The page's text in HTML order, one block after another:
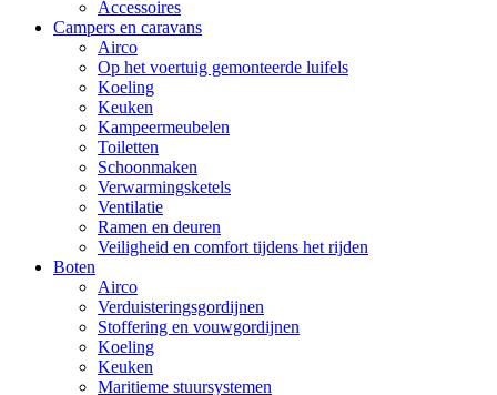
Accessoires
Campers en caravans
Airco
Op het voertuig gemonteerde luifels
Koeling
Keuken
Kampeermeubelen
Toiletten
Schoonmaken
Verwarmingsketels
Ventilatie
Ramen en deuren
Veiligheid en comfort tijdens het rijden
Boten
Airco
Verduisteringsgordijnen
Stoffering en vouwgordijnen
Koeling
Keuken
Maritieme stuursystemen